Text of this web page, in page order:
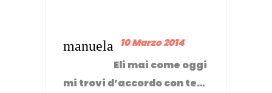
manuela 10 Marzo 2014
Eli mai come oggi
mi trovi d’accordo con te…